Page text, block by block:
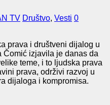
TV Društvo, Vesti 0
prava i društveni dijalog u
izjavila je danas da
teme, i to ljudska prava
prava, održivi razvoj u
dijaloga i kompromisa.